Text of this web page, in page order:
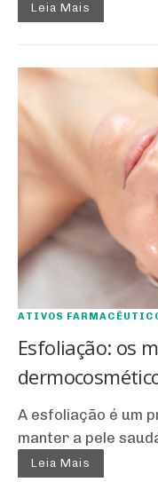
Leia Mais
ATIVOS
Esfoliação: os
A esfoliação é um
manter a pele
Leia Mais